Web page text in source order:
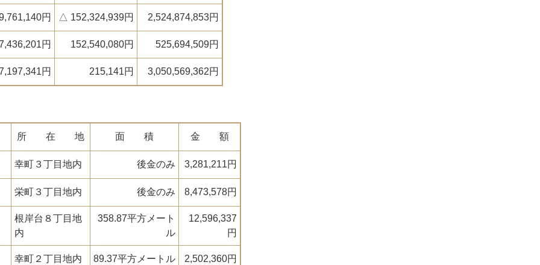
円 △ 152,324,939円 2,524,874,853円
円 152,540,080円 525,694,509円
円 215,141円 3,050,569,362円
所 在 地 面 積 金 額
幸町３丁目地内 後金のみ 3,281,211円
栄町３丁目地内 後金のみ 8,473,578円
根岸台８丁目地
内
358.87平方メート
ル
12,596,337
円
幸町２丁目地内 89.37平方メートル 2,502,360円